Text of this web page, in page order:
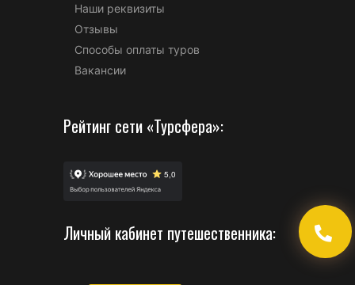
Наши реквизиты
Отзывы
Способы оплаты туров
Вакансии
Рейтинг сети «Турсфера»:
Личный кабинет путешественника: